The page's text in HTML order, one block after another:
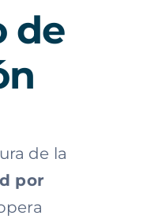
de
de la
por